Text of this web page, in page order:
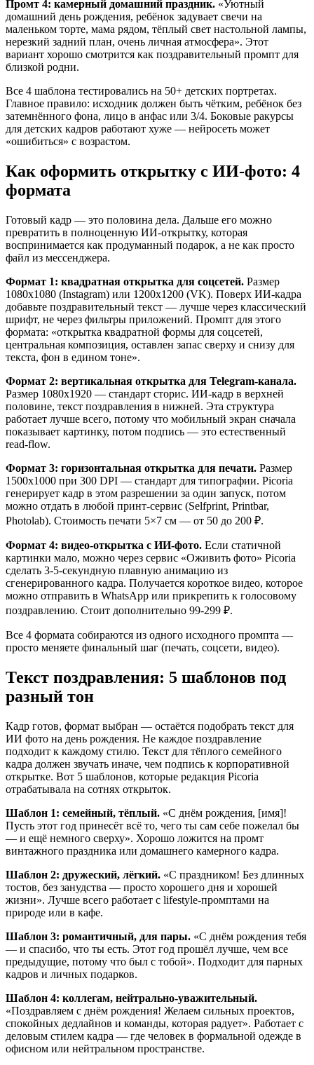
Промт 4: камерный домашний праздник. «Уютный
домашний день рождения, ребёнок задувает свечи на
маленьком торте, мама рядом, тёплый свет настольной лампы,
нерезкий задний план, очень личная атмосфера». Этот
вариант хорошо смотрится как поздравительный промпт для
близкой родни.
Все 4 шаблона тестировались на 50+ детских портретах.
Главное правило: исходник должен быть чётким, ребёнок без
затемнённого фона, лицо в анфас или 3/4. Боковые ракурсы
для детских кадров работают хуже — нейросеть может
«ошибиться» с возрастом.
Как оформить открытку с ИИ-фото: 4
формата
Готовый кадр — это половина дела. Дальше его можно
превратить в полноценную ИИ-открытку, которая
воспринимается как продуманный подарок, а не как просто
файл из мессенджера.
Формат 1: квадратная открытка для соцсетей. Размер
1080x1080 (Instagram) или 1200x1200 (VK). Поверх ИИ-кадра
добавьте поздравительный текст — лучше через классический
шрифт, не через фильтры приложений. Промпт для этого
формата: «открытка квадратной формы для соцсетей,
центральная композиция, оставлен запас сверху и снизу для
текста, фон в едином тоне».
Формат 2: вертикальная открытка для Telegram-канала.
Размер 1080x1920 — стандарт сторис. ИИ-кадр в верхней
половине, текст поздравления в нижней. Эта структура
работает лучше всего, потому что мобильный экран сначала
показывает картинку, потом подпись — это естественный
read-flow.
Формат 3: горизонтальная открытка для печати. Размер
1500x1000 при 300 DPI — стандарт для типографии. Picoria
генерирует кадр в этом разрешении за один запуск, потом
можно отдать в любой принт-сервис (Selfprint, Printbar,
Photolab). Стоимость печати 5×7 см — от 50 до 200 ₽.
Формат 4: видео-открытка с ИИ-фото. Если статичной
картинки мало, можно через сервис «Оживить фото» Picoria
сделать 3-5-секундную плавную анимацию из
сгенерированного кадра. Получается короткое видео, которое
можно отправить в WhatsApp или прикрепить к голосовому
поздравлению. Стоит дополнительно 99-299 ₽.
Все 4 формата собираются из одного исходного промпта —
просто меняете финальный шаг (печать, соцсети, видео).
Текст поздравления: 5 шаблонов под
разный тон
Кадр готов, формат выбран — остаётся подобрать текст для
ИИ фото на день рождения. Не каждое поздравление
подходит к каждому стилю. Текст для тёплого семейного
кадра должен звучать иначе, чем подпись к корпоративной
открытке. Вот 5 шаблонов, которые редакция Picoria
отрабатывала на сотнях открыток.
Шаблон 1: семейный, тёплый. «С днём рождения, [имя]!
Пусть этот год принесёт всё то, чего ты сам себе пожелал бы
— и ещё немного сверху». Хорошо ложится на промт
винтажного праздника или домашнего камерного кадра.
Шаблон 2: дружеский, лёгкий. «С праздником! Без длинных
тостов, без занудства — просто хорошего дня и хорошей
жизни». Лучше всего работает с lifestyle-промптами на
природе или в кафе.
Шаблон 3: романтичный, для пары. «С днём рождения тебя
— и спасибо, что ты есть. Этот год прошёл лучше, чем все
предыдущие, потому что был с тобой». Подходит для парных
кадров и личных подарков.
Шаблон 4: коллегам, нейтрально-уважительный.
«Поздравляем с днём рождения! Желаем сильных проектов,
спокойных дедлайнов и команды, которая радует». Работает с
деловым стилем кадра — где человек в формальной одежде в
офисном или нейтральном пространстве.